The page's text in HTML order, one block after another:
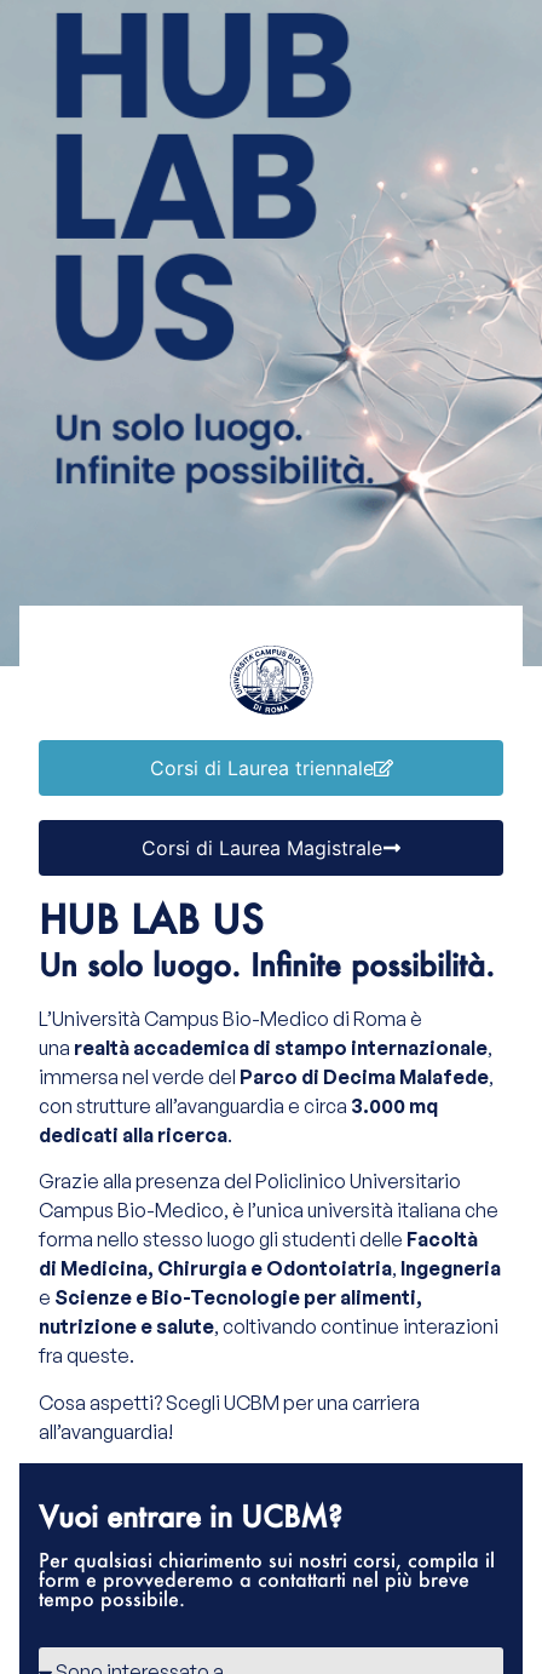
Corsi di Laurea triennale
Corsi di Laurea Magistrale
HUB LAB US
Un solo luogo. Infinite possibilità.
L’Università Campus Bio-Medico di Roma è
una realtà accademica di stampo internazionale,
immersa nel verde del Parco di Decima Malafede,
con strutture all’avanguardia e circa 3.000 mq
dedicati alla ricerca.
Grazie alla presenza del Policlinico Universitario
Campus Bio-Medico, è l’unica università italiana che
forma nello stesso luogo gli studenti delle Facoltà
di Medicina, Chirurgia e Odontoiatria, Ingegneria
e Scienze e Bio-Tecnologie per alimenti,
nutrizione e salute, coltivando continue interazioni
fra queste.
Cosa aspetti? Scegli UCBM per una carriera
all’avanguardia!
Vuoi entrare in UCBM?
Per qualsiasi chiarimento sui nostri corsi, compila il
form e provvederemo a contattarti nel più breve
tempo possibile.